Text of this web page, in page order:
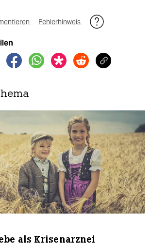
Fehlerhinweis
als Krisenarznei